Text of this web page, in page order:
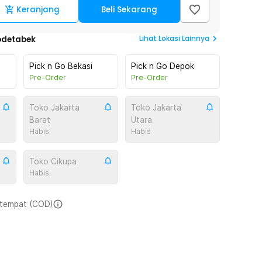
Keranjang Beli Sekarang
Lihat Lokasi Lainnya
Pick n Go Bekasi
Pre-Order
Pick n Go Depok
Pre-Order
Toko Jakarta
Barat
Habis
Toko Jakarta
Utara
Habis
Toko Cikupa
Habis
(COD)